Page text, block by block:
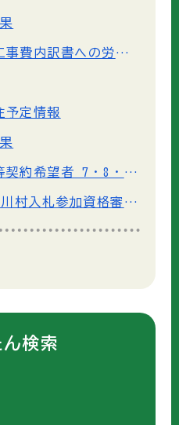
入札時に提出する工事費内訳書への労務費等の記載が義務付けられました
予定情報
松川村小規模工事等契約希望者 7・8・9年度 登録申請について
令和7・8・9年度松川村入札参加資格審査申請について
検索